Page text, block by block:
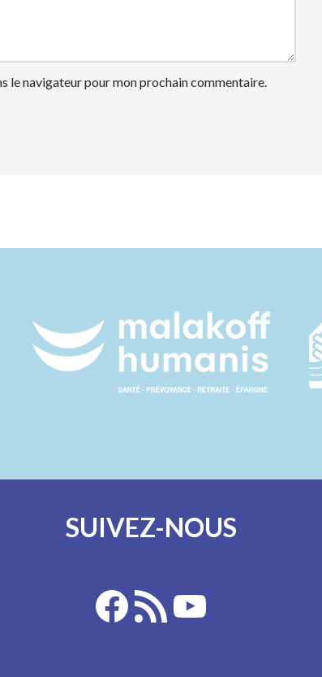
le navigateur pour mon prochain commentaire.
SUIVEZ-NOUS